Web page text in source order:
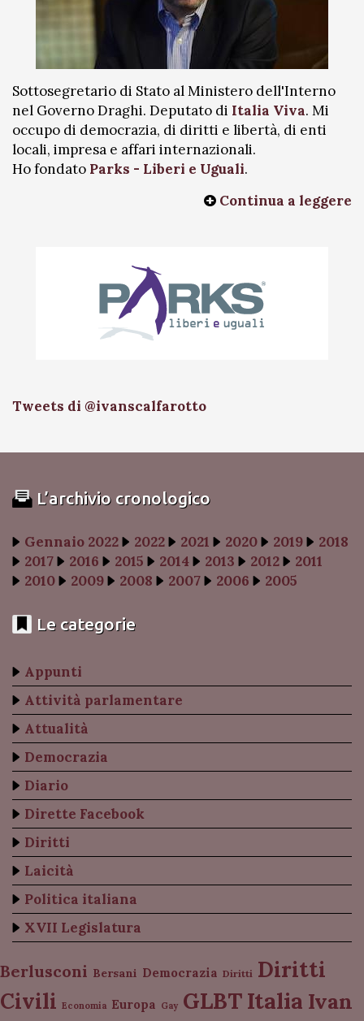
Sottosegretario di Stato al Ministero dell'Interno
nel Governo Draghi. Deputato di Italia Viva. Mi
occupo di democrazia, di diritti e libertà, di enti
locali, impresa e affari internazionali.
Ho fondato Parks - Liberi e Uguali.
Continua a leggere
Tweets di @ivanscalfarotto
L’archivio cronologico
Gennaio 2022 2022 2021 2020 2019
2018
2017
2016 2015 2014 2013 2012
2011
2010
2009 2008 2007 2006 2005
Le categorie
Appunti
Attività parlamentare
Attualità
Democrazia
Diario
Dirette Facebook
Diritti
Laicità
Politica italiana
XVII Legislatura
Berlusconi Bersani Democrazia Diritti Diritti
Civili Economia Europa Gay GLBT Italia Ivan